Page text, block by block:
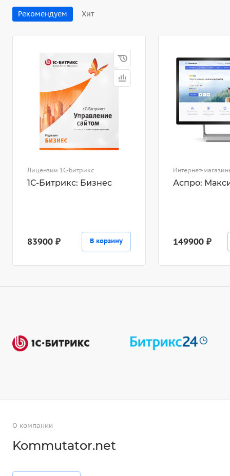
Рекомендуем Хит
Лицензии 1С-Битрикс
1С-Битрикс: Бизнес
83900 ₽ В корзину
Интернет-
Аспро:
149900 ₽
О компании
Kommutator.net